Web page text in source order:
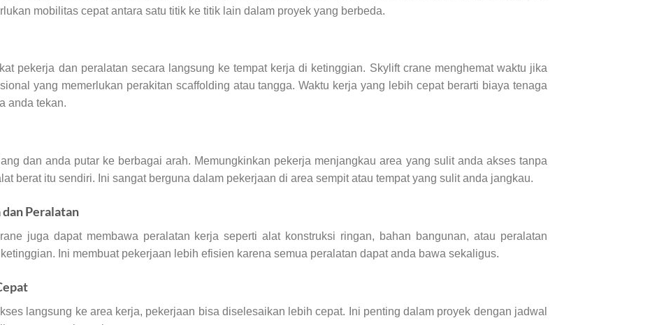
mobilitas cepat antara satu titik ke titik lain dalam proyek yang berbeda.
pekerja dan peralatan secara langsung ke tempat kerja di ketinggian. Skylift crane menghemat waktu jika
yang memerlukan perakitan scaffolding atau tangga. Waktu kerja yang lebih cepat berarti biaya tenaga
anda tekan.
dan anda putar ke berbagai arah. Memungkinkan pekerja menjangkau area yang sulit anda akses tanpa
berat itu sendiri. Ini sangat berguna dalam pekerjaan di area sempit atau tempat yang sulit anda jangkau.
Peralatan
juga dapat membawa peralatan kerja seperti alat konstruksi ringan, bahan bangunan, atau peralatan
Ini membuat pekerjaan lebih efisien karena semua peralatan dapat anda bawa sekaligus.
langsung ke area kerja, pekerjaan bisa diselesaikan lebih cepat. Ini penting dalam proyek dengan jadwal